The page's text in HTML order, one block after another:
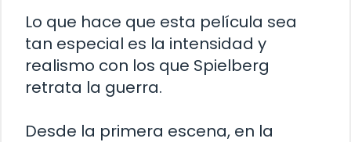
Lo que hace que esta película sea
tan especial es la intensidad y
realismo con los que Spielberg
retrata la guerra.
Desde la primera escena, en la